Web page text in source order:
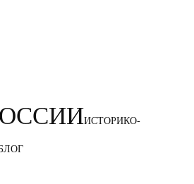
ИСТОРИКО-